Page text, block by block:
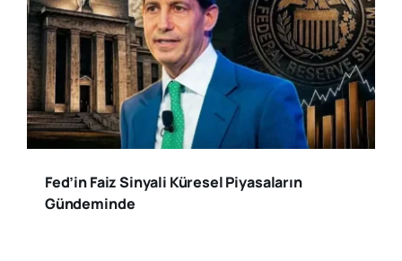
Fed’in Faiz Sinyali Küresel Piyasaların
Gündeminde